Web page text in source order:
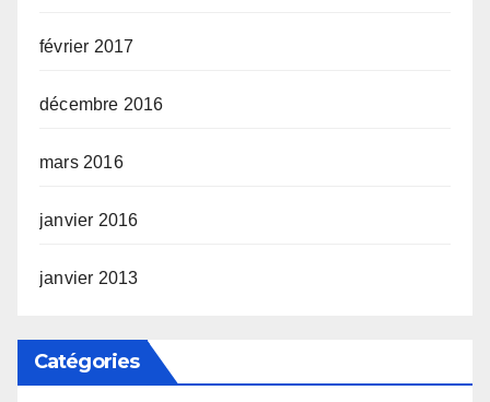
février 2017
décembre 2016
mars 2016
janvier 2016
janvier 2013
Catégories